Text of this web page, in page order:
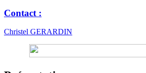
Contact :
Christel GERARDIN